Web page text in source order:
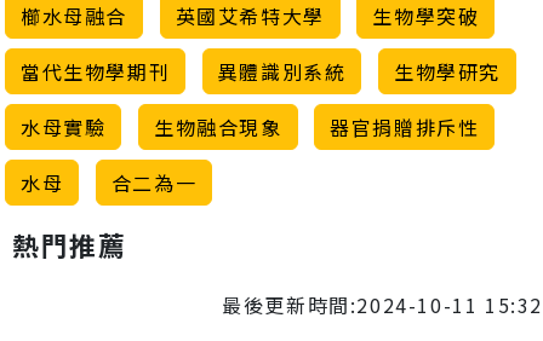
櫛水母融合 英國艾希特大學
生物學突破
當代生物學期刊
異體識別系統
生物學研究
水母實驗
生物融合現象
器官捐贈排斥性
水母
合二為一
熱門推薦
最後更新時間:2024-10-11 15:32